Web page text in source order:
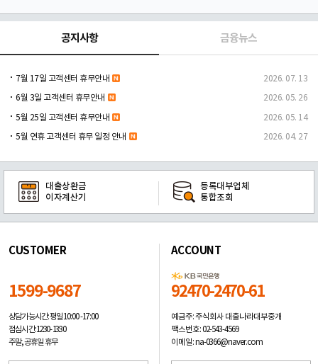
공지사항 금융뉴스
7월 17일 고객센터 휴무안내 2026. 07. 13
6월 3일 고객센터 휴무안내 2026. 05. 26
5월 25일 고객센터 휴무안내 2026. 05. 14
5월 연휴 고객센터 휴무 일정 안내 2026. 04. 27
대출상환금
이자계산기
등록대부업체
통합조회
CUSTOMER
1599-9687
상담가능시간: 평일10:00 -17:00
점심시간: 12:30 - 13:30
주말, 공휴일 휴무
ACCOUNT
92470-2470-61
예금주: 주식회사 대출나라대부중개
팩스번호: 02-543-4569
이메일: na-0366@naver.com